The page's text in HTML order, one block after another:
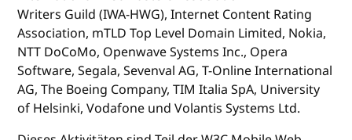
Writers Guild (IWA-HWG), Internet Content Rating
Association, mTLD Top Level Domain Limited, Nokia,
NTT DoCoMo, Openwave Systems Inc., Opera
Software, Segala, Sevenval AG, T-Online International
AG, The Boeing Company, TIM Italia SpA, University
of Helsinki, Vodafone und Volantis Systems Ltd.